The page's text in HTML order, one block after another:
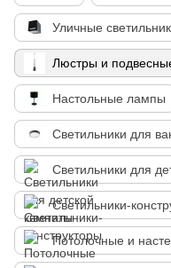
Уличные
Люстры и
Настольные лампы
Светильники для
Светильники для
Светильники-
Потолочные и